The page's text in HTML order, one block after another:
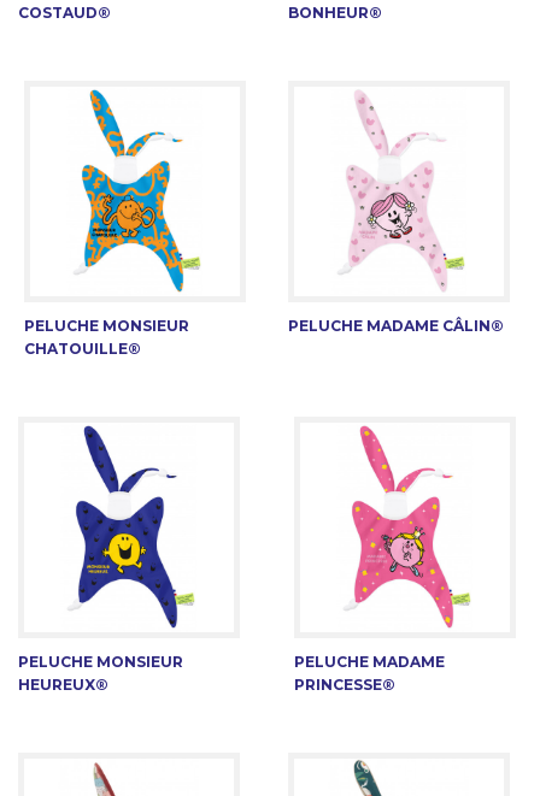
COSTAUD®
BONHEUR®
PELUCHE MONSIEUR
CHATOUILLE®
PELUCHE MADAME CÂLIN®
PELUCHE MONSIEUR
HEUREUX®
PELUCHE MADAME
PRINCESSE®